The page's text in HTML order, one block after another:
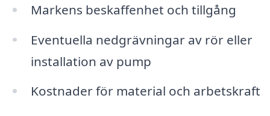
Markens beskaffenhet och tillgång
Eventuella nedgrävningar av rör eller
installation av pump
Kostnader för material och arbetskraft